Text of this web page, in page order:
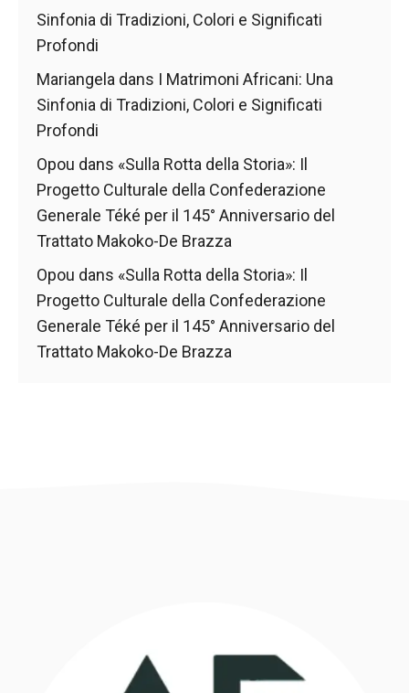
Sinfonia di Tradizioni, Colori e Significati
Profondi
Mariangela dans I Matrimoni Africani: Una
Sinfonia di Tradizioni, Colori e Significati
Profondi
Opou dans «Sulla Rotta della Storia»: Il
Progetto Culturale della Confederazione
Generale Téké per il 145° Anniversario del
Trattato Makoko-De Brazza
Opou dans «Sulla Rotta della Storia»: Il
Progetto Culturale della Confederazione
Generale Téké per il 145° Anniversario del
Trattato Makoko-De Brazza
de voir des
des offres
personnalisés.